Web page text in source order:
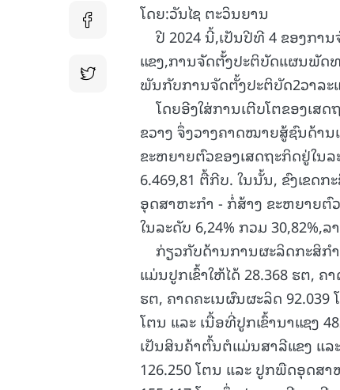
ໂດຍ:ວັນໄຊ ຕະວິນຍານ
ປີ 2024 ນີ້,ເປັນປີທີ 4 ຂອງກາ
ແຂງ,ການຈັດຕັ້ງປະຕິບັດແຜນພັດທ
ພັນກັບການຈັດຕັ້ງປະຕິບັດ2ວາລະ
ໂດຍອີງໃສ່ການເຕີບໂຕຂອງເສ
ຂວາງ ຈຶ່ງວາງຄາດໝາຍສູ້ຊົນດ້ານ
ຂະຫຍາຍຕົວຂອງເສດຖະກິດຢູ່ໃນ
6.469,81 ຕື້ກີບ. ໃນນັ້ນ, ຂົງເຂດກ
ອຸດສາຫະກໍາ - ກໍ່ສ້າງ ຂະຫຍາຍຕົ
ໃນລະດັບ 6,24% ກວມ 30,82%,
ກ່ຽວກັບດ້ານການຜະລິດກະສິກໍ
ແມ່ນປູກເຂົ້າໃຫ້ໄດ້ 28.368 ຮຕ, ຄ
ຮຕ, ຄາດຄະເນຜົນຜະລິດ 92.039
ໂຕນ ແລະ ເນື້ອທີ່ປູກເຂົ້ານາແຊງ
ເປັນສິນຄ້າຕົ້ນຕໍແມ່ນສາລີແຂງ ແ
126.250 ໂຕນ ແລະ ປູກພືດອຸດສ